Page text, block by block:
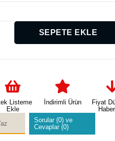
Listeme
Ekle
İndirimli Ürün
Fiyat
Sorular (0) ve
Cevaplar (0)